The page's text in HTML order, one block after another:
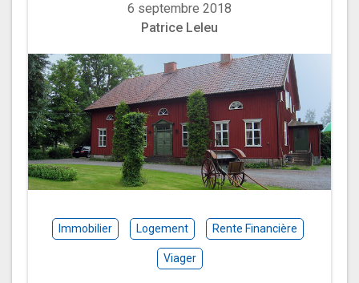
6 septembre 2018
Patrice Leleu
Immobilier Logement Rente Financière
Viager